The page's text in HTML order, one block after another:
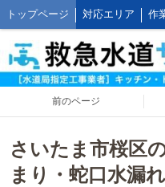
トップページ 対応エリア 作
水道修理の作業報告 水道修理
救水の水道修理ブログ お客様
公式LINEアカウント
屋外の作業料金
前のページ
さいたま市桜区
まり・蛇口水漏